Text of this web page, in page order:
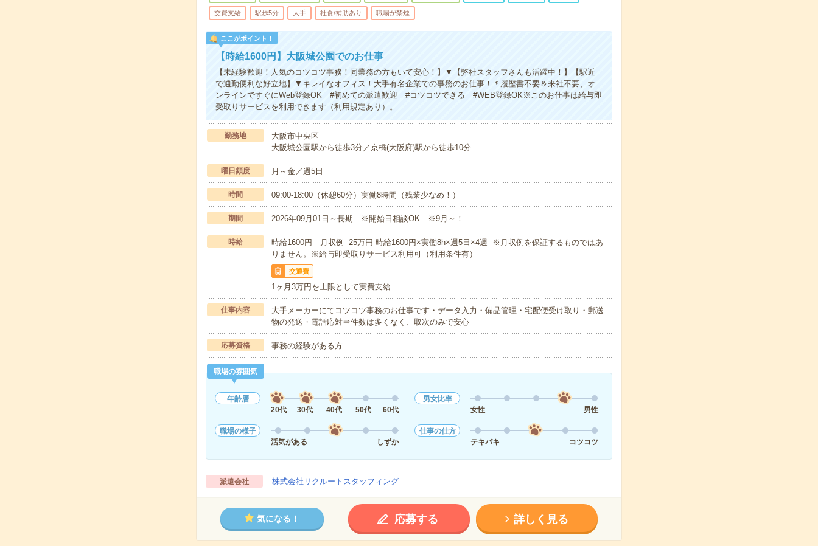
交費支給 駅歩5分 大手 社食/補助あり 職場が禁煙
ここがポイント！
【時給1600円】大阪城公園でのお仕事
【未経験歓迎！人気のコツコツ事務！同業務の方もいて安心！】▼【弊社スタッフさんも活躍中！】【駅近
で通勤便利な好立地】▼キレイなオフィス！大手有名企業での事務のお仕事！＊履歴書不要＆来社不要、オ
ンラインですぐにWeb登録OK #初めての派遣歓迎 #コツコツできる #WEB登録OK※このお仕事は給与即
受取りサービスを利用できます（利用規定あり）。
勤務地
大阪市中央区
大阪城公園駅から徒歩3分／京橋(大阪府)駅から徒歩10分
曜日頻度 月～金／週5日
時間 09:00-18:00（休憩60分）実働8時間（残業少なめ！）
期間 2026年09月01日～長期 ※開始日相談OK ※9月～！
時給
時給1600円 月収例 25万円 時給1600円×実働8h×週5日×4週 ※月収例を保証するものではあ
りません。※給与即受取りサービス利用可（利用条件有）
交通費
1ヶ月3万円を上限として実費支給
仕事内容
大手メーカーにてコツコツ事務のお仕事です・データ入力・備品管理・宅配便受け取り・郵送
物の発送・電話応対⇒件数は多くなく、取次のみで安心
応募資格 事務の経験がある方
職場の雰囲気
年齢層
20代
30代 40代 50代 60代
男女比率
女性
男性
職場の様子
活気がある
しずか
仕事の仕方
テキパキ
コツコツ
派遣会社 株式会社リクルートスタッフィング
気になる！ 応募する 詳しく見る